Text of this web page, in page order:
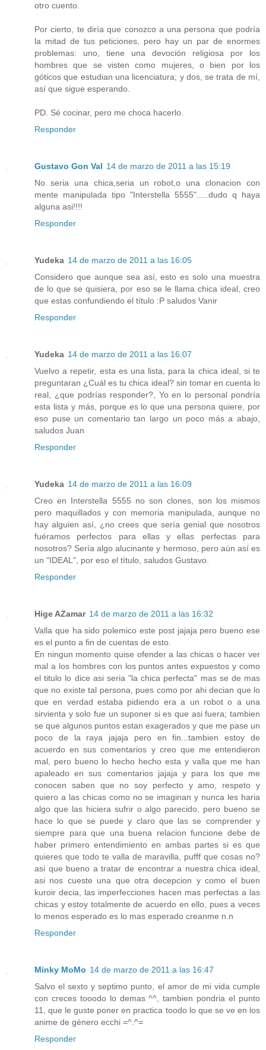
otro cuento.
Por cierto, te diría que conozco a una persona que podría
la mitad de tus peticiones, pero hay un par de enormes
problemas: uno, tiene una devoción religiosa por los
hombres que se visten como mujeres, o bien por los
góticos que estudian una licenciatura; y dos, se trata de mí,
así que sigue esperando.
PD. Sé cocinar, pero me choca hacerlo.
Responder
Gustavo Gon Val 14 de marzo de 2011 a las 15:19
No seria una chica,seria un robot,o una clonacion con
mente manipulada tipo "Interstella 5555".....dudo q haya
alguna asi!!!!
Responder
Yudeka 14 de marzo de 2011 a las 16:05
Considero que aunque sea así, esto es solo una muestra
de lo que se quisiera, por eso se le llama chica ideal, creo
que estas confundiendo el título :P saludos Vanir
Responder
Yudeka 14 de marzo de 2011 a las 16:07
Vuelvo a repetir, esta es una lista, para la chica ideal, si te
preguntaran ¿Cuál es tu chica ideal? sin tomar en cuenta lo
real, ¿que podrías responder?, Yo en lo personal pondría
esta lista y más, porque es lo que una persona quiere, por
eso puse un comentario tan largo un poco más a abajo,
saludos Juan
Responder
Yudeka 14 de marzo de 2011 a las 16:09
Creo en Interstella 5555 no son clones, son los mismos
pero maquillados y con memoria manipulada, aunque no
hay alguien así, ¿no crees que sería genial que nosotros
fuéramos perfectos para ellas y ellas perfectas para
nosotros? Sería algo alucinante y hermoso, pero aún así es
un "IDEAL", por eso el título, saludos Gustavo.
Responder
Hige AZamar 14 de marzo de 2011 a las 16:32
Valla que ha sido polemico este post jajaja pero bueno ese
es el punto a fin de cuentas de esto.
En ningun momento quise ofender a las chicas o hacer ver
mal a los hombres con los puntos antes expuestos y como
el titulo lo dice asi seria "la chica perfecta" mas se de mas
que no existe tal persona, pues como por ahi decian que lo
que en verdad estaba pidiendo era a un robot o a una
sirvienta y solo fue un suponer si es que asi fuera; tambien
se que algunos puntos estan exagerados y que me pase un
poco de la raya jajaja pero en fin...tambien estoy de
acuerdo en sus comentarios y creo que me entendieron
mal, pero bueno lo hecho hecho esta y valla que me han
apaleado en sus comentarios jajaja y para los que me
conocen saben que no soy perfecto y amo, respeto y
quiero a las chicas como no se imaginan y nunca les haria
algo que las hiciera sufrir o algo parecido, pero bueno se
hace lo que se puede y claro que las se comprender y
siempre para que una buena relacion funcione debe de
haber primero entendimiento en ambas partes si es que
quieres que todo te valla de maravilla, pufff que cosas no?
asi que bueno a tratar de encontrar a nuestra chica ideal,
asi nos cueste una que otra decepcion y como el buen
kuroir decia, las imperfecciones hacen mas perfectas a las
chicas y estoy totalmente de acuerdo en ello, pues a veces
lo menos esperado es lo mas esperado creanme n.n
Responder
Minky MoMo 14 de marzo de 2011 a las 16:47
Salvo el sexto y septimo punto, el amor de mi vida cumple
con creces tooodo lo demas ^^, tambien pondria el punto
11, que le guste poner en practica toodo lo que se ve en los
anime de género ecchi =^.^=
Responder